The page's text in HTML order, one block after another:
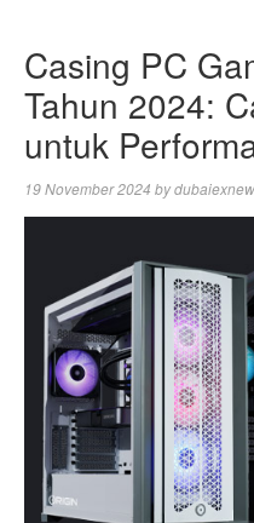
Casing PC
Tahun 2024:
untuk
19 November 2024 by